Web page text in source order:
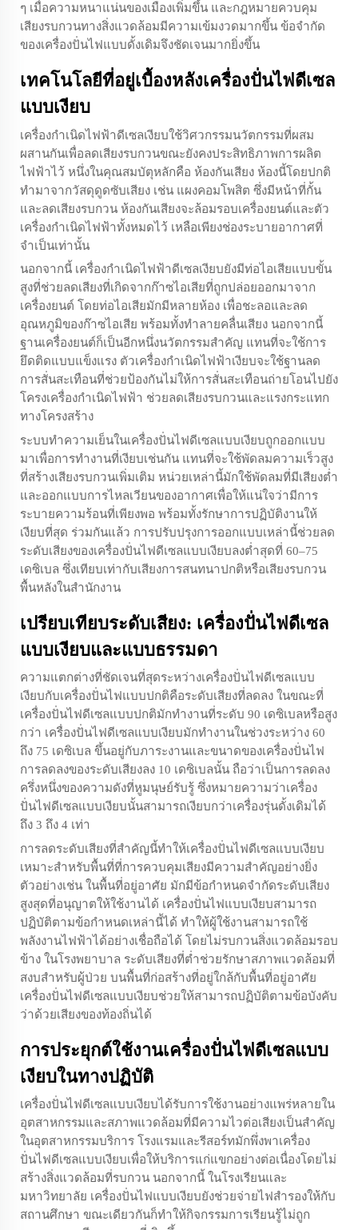
ๆ เมื่อความหนาแน่นของเมืองเพิ่มขึ้น และกฎหมายควบคุม
เสียงรบกวนทางสิ่งแวดล้อมมีความเข้มงวดมากขึ้น ข้อจำกัด
ของเครื่องปั่นไฟแบบดั้งเดิมจึงชัดเจนมากยิ่งขึ้น
เทคโนโลยีที่อยู่เบื้องหลังเครื่องปั่นไฟดีเซล
แบบเงียบ
เครื่องกำเนิดไฟฟ้าดีเซลเงียบใช้วิศวกรรมนวัตกรรมที่ผสม
ผสานกันเพื่อลดเสียงรบกวนขณะยังคงประสิทธิภาพการผลิต
ไฟฟ้าไว้ หนึ่งในคุณสมบัตุหลักคือ ห้องกันเสียง ห้องนี้โดยปกติ
ทำมาจากวัสดุดูดซับเสียง เช่น แผงคอมโพสิต ซึ่งมีหน้าที่กั้น
และลดเสียงรบกวน ห้องกันเสียงจะล้อมรอบเครื่องยนต์และตัว
เครื่องกำเนิดไฟฟ้าทั้งหมดไว้ เหลือเพียงช่องระบายอากาศที่
จำเป็นเท่านั้น
นอกจากนี้ เครื่องกำเนิดไฟฟ้าดีเซลเงียบยังมีท่อไอเสียแบบขั้น
สูงที่ช่วยลดเสียงที่เกิดจากก๊าซไอเสียที่ถูกปล่อยออกมาจาก
เครื่องยนต์ โดยท่อไอเสียมักมีหลายห้อง เพื่อชะลอและลด
อุณหภูมิของก๊าซไอเสีย พร้อมทั้งทำลายคลื่นเสียง นอกจากนี้
ฐานเครื่องยนต์ก็เป็นอีกหนึ่งนวัตกรรมสำคัญ แทนที่จะใช้การ
ยึดติดแบบแข็งแรง ตัวเครื่องกำเนิดไฟฟ้าเงียบจะใช้ฐานลด
การสั่นสะเทือนที่ช่วยป้องกันไม่ให้การสั่นสะเทือนถ่ายโอนไปยัง
โครงเครื่องกำเนิดไฟฟ้า ช่วยลดเสียงรบกวนและแรงกระแทก
ทางโครงสร้าง
ระบบทำความเย็นในเครื่องปั่นไฟดีเซลแบบเงียบถูกออกแบบ
มาเพื่อการทำงานที่เงียบเช่นกัน แทนที่จะใช้พัดลมความเร็วสูง
ที่สร้างเสียงรบกวนเพิ่มเติม หน่วยเหล่านี้มักใช้พัดลมที่มีเสียงต่ำ
และออกแบบการไหลเวียนของอากาศเพื่อให้แน่ใจว่ามีการ
ระบายความร้อนที่เพียงพอ พร้อมทั้งรักษาการปฏิบัติงานให้
เงียบที่สุด ร่วมกันแล้ว การปรับปรุงการออกแบบเหล่านี้ช่วยลด
ระดับเสียงของเครื่องปั่นไฟดีเซลแบบเงียบลงต่ำสุดที่ 60–75
เดซิเบล ซึ่งเทียบเท่ากับเสียงการสนทนาปกติหรือเสียงรบกวน
พื้นหลังในสำนักงาน
เปรียบเทียบระดับเสียง: เครื่องปั่นไฟดีเซล
แบบเงียบและแบบธรรมดา
ความแตกต่างที่ชัดเจนที่สุดระหว่างเครื่องปั่นไฟดีเซลแบบ
เงียบกับเครื่องปั่นไฟแบบปกติคือระดับเสียงที่ลดลง ในขณะที่
เครื่องปั่นไฟดีเซลแบบปกติมักทำงานที่ระดับ 90 เดซิเบลหรือสูง
กว่า เครื่องปั่นไฟดีเซลแบบเงียบมักทำงานในช่วงระหว่าง 60
ถึง 75 เดซิเบล ขึ้นอยู่กับภาระงานและขนาดของเครื่องปั่นไฟ
การลดลงของระดับเสียงลง 10 เดซิเบลนั้น ถือว่าเป็นการลดลง
ครึ่งหนึ่งของความดังที่หูมนุษย์รับรู้ ซึ่งหมายความว่าเครื่อง
ปั่นไฟดีเซลแบบเงียบนั้นสามารถเงียบกว่าเครื่องรุ่นดั้งเดิมได้
ถึง 3 ถึง 4 เท่า
การลดระดับเสียงที่สำคัญนี้ทำให้เครื่องปั่นไฟดีเซลแบบเงียบ
เหมาะสำหรับพื้นที่ที่การควบคุมเสียงมีความสำคัญอย่างยิ่ง
ตัวอย่างเช่น ในพื้นที่อยู่อาศัย มักมีข้อกำหนดจำกัดระดับเสียง
สูงสุดที่อนุญาตให้ใช้งานได้ เครื่องปั่นไฟแบบเงียบสามารถ
ปฏิบัติตามข้อกำหนดเหล่านี้ได้ ทำให้ผู้ใช้งานสามารถใช้
พลังงานไฟฟ้าได้อย่างเชื่อถือได้ โดยไม่รบกวนสิ่งแวดล้อมรอบ
ข้าง ในโรงพยาบาล ระดับเสียงที่ต่ำช่วยรักษาสภาพแวดล้อมที่
สงบสำหรับผู้ป่วย บนพื้นที่ก่อสร้างที่อยู่ใกล้กับพื้นที่อยู่อาศัย
เครื่องปั่นไฟดีเซลแบบเงียบช่วยให้สามารถปฏิบัติตามข้อบังคับ
ว่าด้วยเสียงของท้องถิ่นได้
การประยุกต์ใช้งานเครื่องปั่นไฟดีเซลแบบ
เงียบในทางปฏิบัติ
เครื่องปั่นไฟดีเซลแบบเงียบได้รับการใช้งานอย่างแพร่หลายใน
อุตสาหกรรมและสภาพแวดล้อมที่มีความไวต่อเสียงเป็นสำคัญ
ในอุตสาหกรรมบริการ โรงแรมและรีสอร์ทมักพึ่งพาเครื่อง
ปั่นไฟดีเซลแบบเงียบเพื่อให้บริการแก่แขกอย่างต่อเนื่องโดยไม่
สร้างสิ่งแวดล้อมที่รบกวน นอกจากนี้ ในโรงเรียนและ
มหาวิทยาลัย เครื่องปั่นไฟแบบเงียบยังช่วยจ่ายไฟสำรองให้กับ
สถานศึกษา ขณะเดียวกันก็ทำให้กิจกรรมการเรียนรู้ไม่ถูก